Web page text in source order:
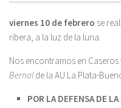
viernes 10 de febrero se
ribera, a la luz de la luna.
Nos encontramos en
Bernalde la AU La Plata-
POR LA DEFENSA DE